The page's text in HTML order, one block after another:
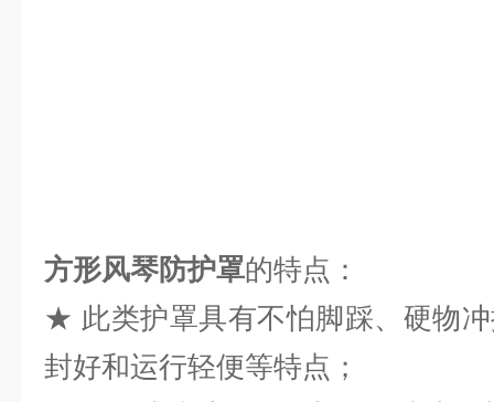
方形风琴防护罩的特点：
★ 此类护罩具有不怕脚踩、硬物
封好和运行轻便等特点；